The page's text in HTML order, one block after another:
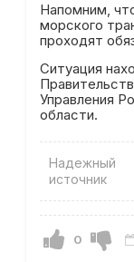
Напомним,
морского
проходят
Ситуация
Управления
области.
Надежный
источник
0